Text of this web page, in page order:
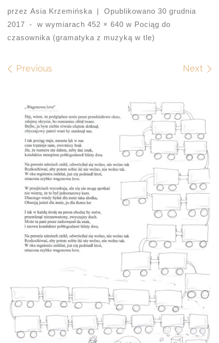
przez Asia Krzemińska | Opublikowano 30 grudnia
2017
- w wymiarach 452 × 640 w Pociąg do
czasownika (gramatyka z muzyką w tle)
Images navigation
Previous Next